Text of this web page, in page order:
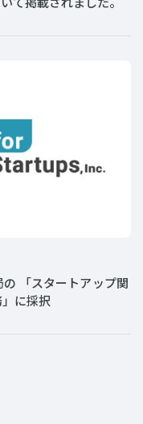
「スタートアップ関
に採択